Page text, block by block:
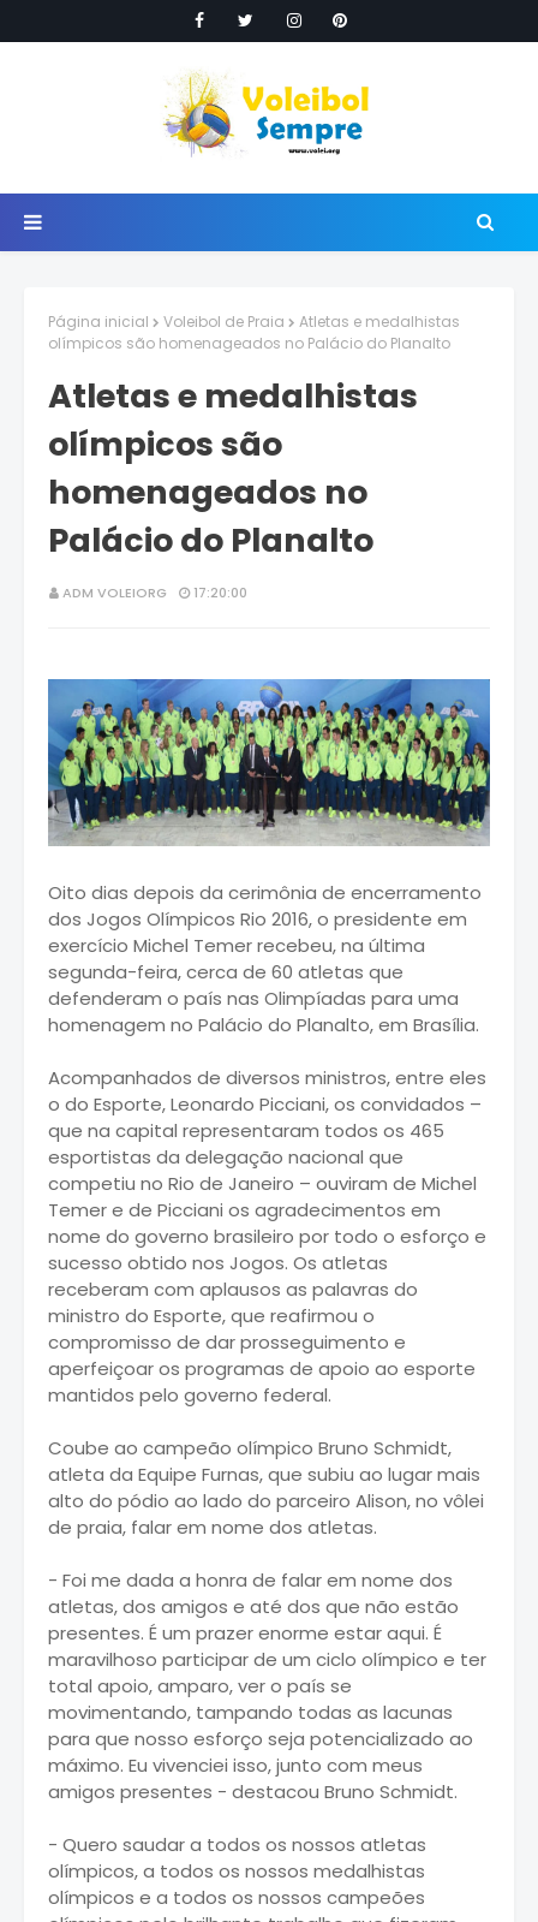
Página inicial Voleibol de Praia
Atletas e medalhistas
olímpicos são homenageados no Palácio do Planalto
Atletas e medalhistas
olímpicos são
homenageados no
Palácio do Planalto
ADM VOLEIORG 17:20:00
Oito dias depois da cerimônia de encerramento
dos Jogos Olímpicos Rio 2016, o presidente em
exercício Michel Temer recebeu, na última
segunda-feira, cerca de 60 atletas que
defenderam o país nas Olimpíadas para uma
homenagem no Palácio do Planalto, em Brasília.
Acompanhados de diversos ministros, entre eles
o do Esporte, Leonardo Picciani, os convidados –
que na capital representaram todos os 465
esportistas da delegação nacional que
competiu no Rio de Janeiro – ouviram de Michel
Temer e de Picciani os agradecimentos em
nome do governo brasileiro por todo o esforço e
sucesso obtido nos Jogos. Os atletas
receberam com aplausos as palavras do
ministro do Esporte, que reafirmou o
compromisso de dar prosseguimento e
aperfeiçoar os programas de apoio ao esporte
mantidos pelo governo federal.
Coube ao campeão olímpico Bruno Schmidt,
atleta da Equipe Furnas, que subiu ao lugar mais
alto do pódio ao lado do parceiro Alison, no vôlei
de praia, falar em nome dos atletas.
- Foi me dada a honra de falar em nome dos
atletas, dos amigos e até dos que não estão
presentes. É um prazer enorme estar aqui. É
maravilhoso participar de um ciclo olímpico e ter
total apoio, amparo, ver o país se
movimentando, tampando todas as lacunas
para que nosso esforço seja potencializado ao
máximo. Eu vivenciei isso, junto com meus
amigos presentes - destacou Bruno Schmidt.
- Quero saudar a todos os nossos atletas
olímpicos, a todos os nossos medalhistas
olímpicos e a todos os nossos campeões